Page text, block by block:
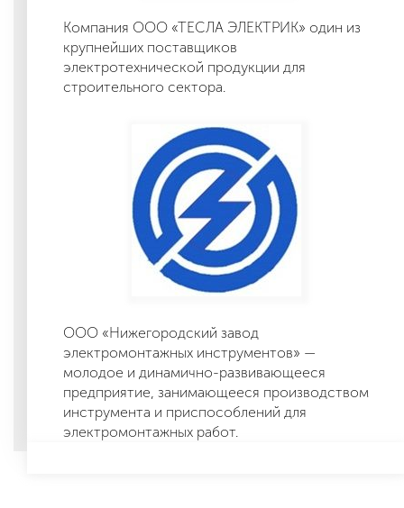
Компания ООО «ТЕСЛА ЭЛЕКТРИК» один из
крупнейших поставщиков
электротехнической продукции для
строительного сектора.
ООО «Нижегородский завод
электромонтажных инструментов» —
молодое и динамично-развивающееся
предприятие, занимающееся производством
инструмента и приспособлений для
электромонтажных работ.